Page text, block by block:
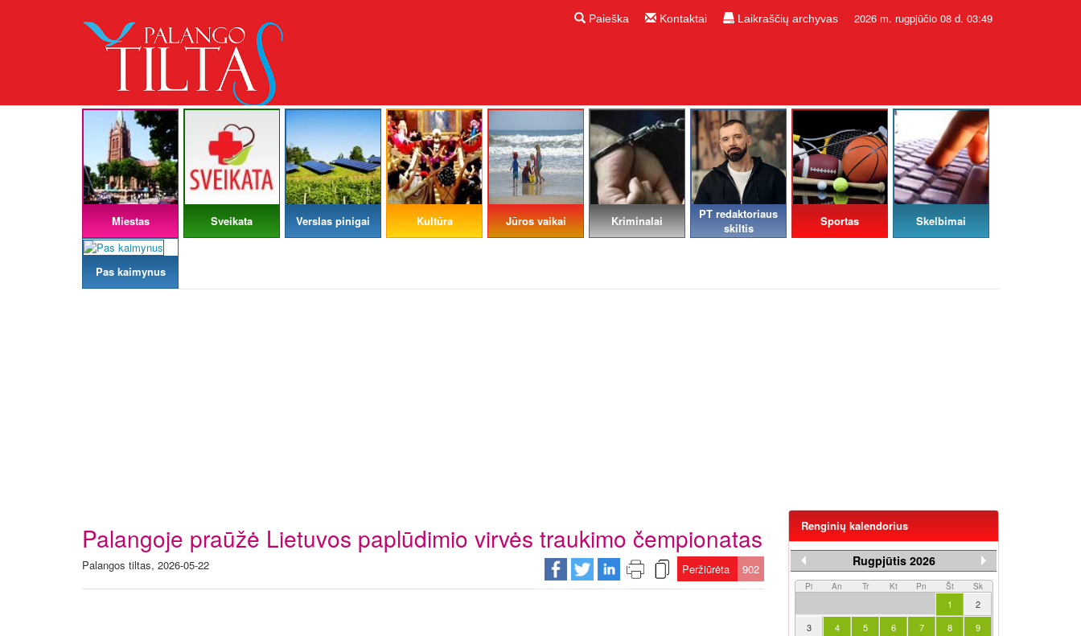
Paieška Kontaktai Laikraščių archyvas 2026 m. rugpjūčio 08 d. 03:49
Miestas Sveikata Verslas pinigai Kultūra Jūros vaikai Kriminalai
PT redaktoriaus
skiltis
Sportas Skelbimai
Pas kaimynus
Palangoje praūžė Lietuvos paplūdimio virvės traukimo čempionatas
Palangos tiltas, 2026-05-22 Peržiūrėta 902
Renginių kalendorius
Rugpjūtis 2026
Pi An Tr Kt Pn Št Sk
1
2
3
4 5 6 7 8
9